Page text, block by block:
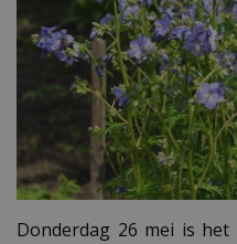
Donderdag 26 mei is het